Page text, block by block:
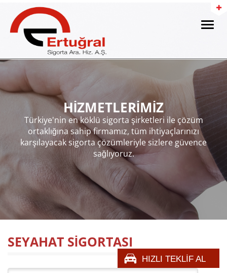
Toggle
HİZMETLERİMİZ
Türkiye'nin en köklü sigorta şirketleri ile çözüm
ortaklığına sahip firmamız, tüm ihtiyaçlarınızı
karşılayacak sigorta çözümleriyle sizlere güvence
sağlıyoruz.
SEYAHAT SİGORTASI
HIZLI TEKLİF AL